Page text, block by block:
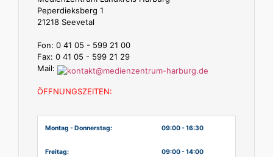
Peperdieksberg 1
21218 Seevetal
Fon: 0 41 05 - 599 21 00
Fax: 0 41 05 - 599 21 29
Mail:
ÖFFNUNGSZEITEN:
Montag - Donnerstag: 09:00 - 16:30
Freitag: 09:00 - 14:00